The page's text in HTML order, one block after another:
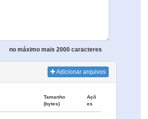
no máximo mais 2000 caracteres
Adicionar arquivos
Tamanho
(bytes)
Açõ
es